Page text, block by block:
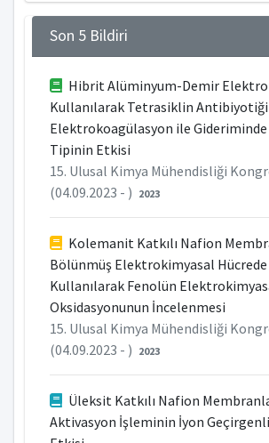
Son 5 Bildiri
Hibrit Alüminyum-Demir
Kullanılarak Tetrasiklin
Elektrokoagülasyon ile
Tipinin Etkisi
15. Ulusal Kimya Mühendisliği
(04.09.2023 - ) 2023
Kolemanit Katkılı Nafion
Bölünmüş Elektrokimyasal
Kullanılarak Fenolün
Oksidasyonunun İncelenmesi
15. Ulusal Kimya Mühendisliği
(04.09.2023 - ) 2023
Üleksit Katkılı Nafion
Aktivasyon İşleminin İyon